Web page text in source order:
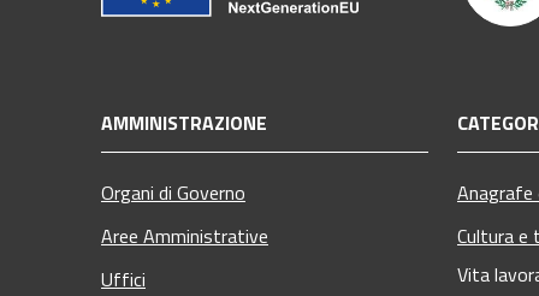
AMMINISTRAZIONE
Organi di Governo
Aree Amministrative
Uffici
Cultura e
Vita